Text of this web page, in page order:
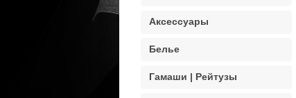
Аксессуары
Белье
Гамаши | Рейтузы